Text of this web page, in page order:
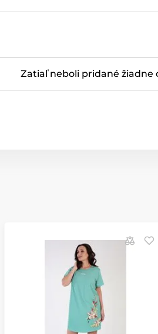
Zatiaľ neboli pridané žiadne